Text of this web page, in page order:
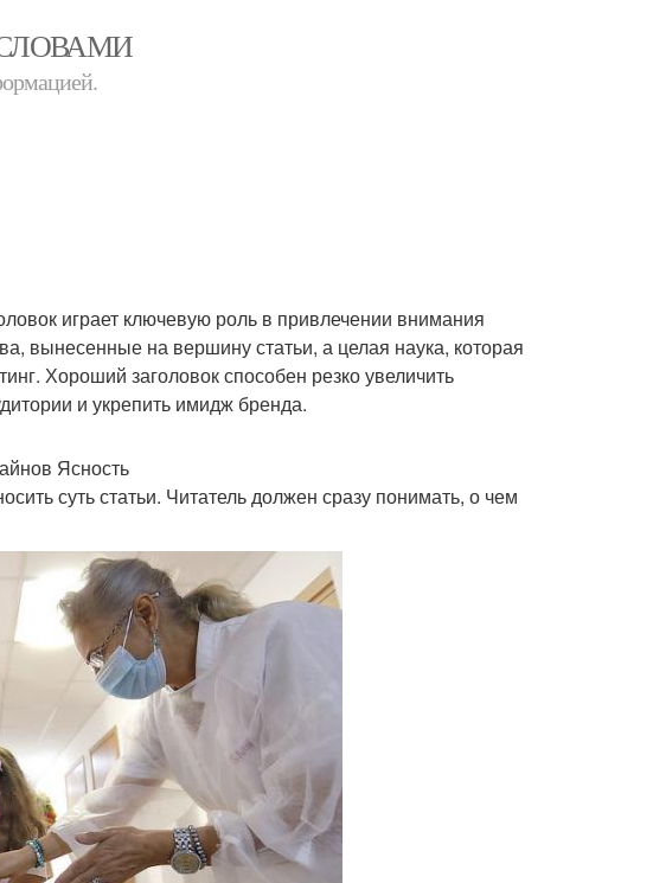
играет ключевую роль в привлечении внимания
вынесенные на вершину статьи, а целая наука, которая
Хороший заголовок способен резко увеличить
и укрепить имидж бренда.
Ясность
суть статьи. Читатель должен сразу понимать, о чем